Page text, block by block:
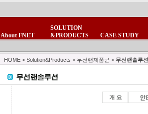
About FNET
SOLUTION
&PRODUCTS
CASE STUDY
HOME > Solution&Products > 무선랜제품군 > 무선랜솔루션